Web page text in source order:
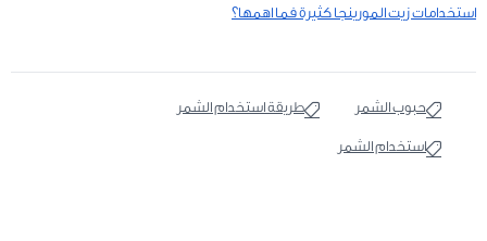
استخدامات زيت المورينجا كثيرة فما اهمها؟
حبوب الشمر طريقة استخدام الشمر
استخدام الشمر